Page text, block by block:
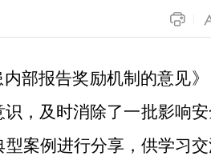
部报告奖励机制的意见
，及时消除了一批影响安
型案例进行分享，供学习